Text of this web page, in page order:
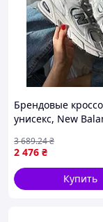
Брендовые
унисекс, New
2 476 ₴
3 689.24₴
Купить